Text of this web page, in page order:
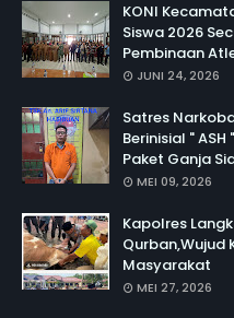
KONI
Siswa 2026
Pembinaan
JUNI 24, 2026
Satres
Berinisial "
Paket Ganja
MEI 09, 2026
Kapolres
Qurban,Wujud
Masyarakat
MEI 27, 2026